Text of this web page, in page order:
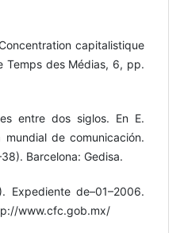
capitalistique
Temps des Médias, 6, pp.
entre dos siglos. En E.
de comunicación.
Barcelona: Gedisa.
Expediente de–01–2006.
www.cfc.gob.mx/